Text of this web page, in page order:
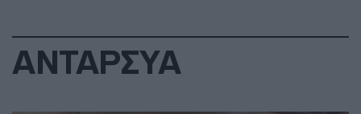
ΑΝΤΑΡΣΥΑ